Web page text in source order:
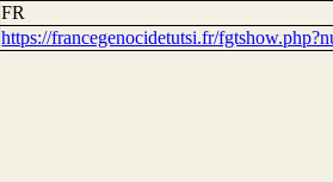
FR
https://francegenocidetutsi.fr/